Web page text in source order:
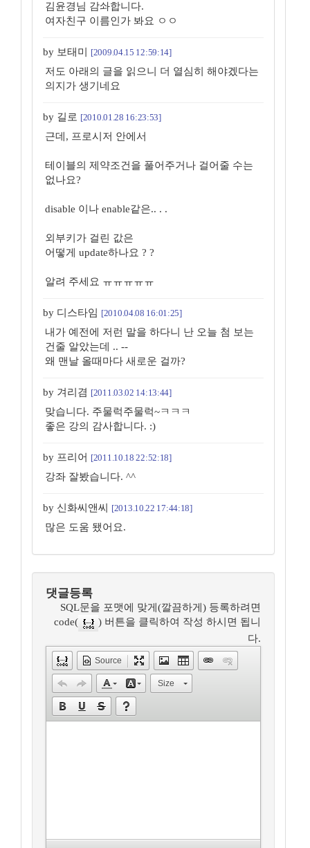
김윤경님 감솨합니다.
여자친구 이름인가 봐요 ㅇㅇ
by 보태미 [2009.04.15 12:59:14]
저도 아래의 글을 읽으니 더 열심히 해야겠다는
의지가 생기네요
by 길로 [2010.01.28 16:23:53]
근데, 프로시저 안에서
테이블의 제약조건을 풀어주거나 걸어줄 수는
없나요?
disable 이나 enable같은.. . .
외부키가 걸린 값은
어떻게 update하나요 ? ?
알려 주세요 ㅠㅠㅠㅠㅠ
by 디스타임 [2010.04.08 16:01:25]
내가 예전에 저런 말을 하다니 난 오늘 첨 보는
건줄 알았는데 .. --
왜 맨날 올때마다 새로운 걸까?
by 겨리겸 [2011.03.02 14:13:44]
맞습니다. 주물럭주물럭~ㅋㅋㅋ
좋은 강의 감사합니다. :)
by 프리어 [2011.10.18 22:52:18]
강좌 잘봤습니다. ^^
by 신화씨앤씨 [2013.10.22 17:44:18]
많은 도움 됐어요.
댓글등록
SQL문을 포맷에 맞게(깔끔하게) 등록하려면
code(
) 버튼을 클릭하여 작성 하시면 됩니
다.
Source
Size